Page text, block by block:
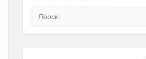
Поиск